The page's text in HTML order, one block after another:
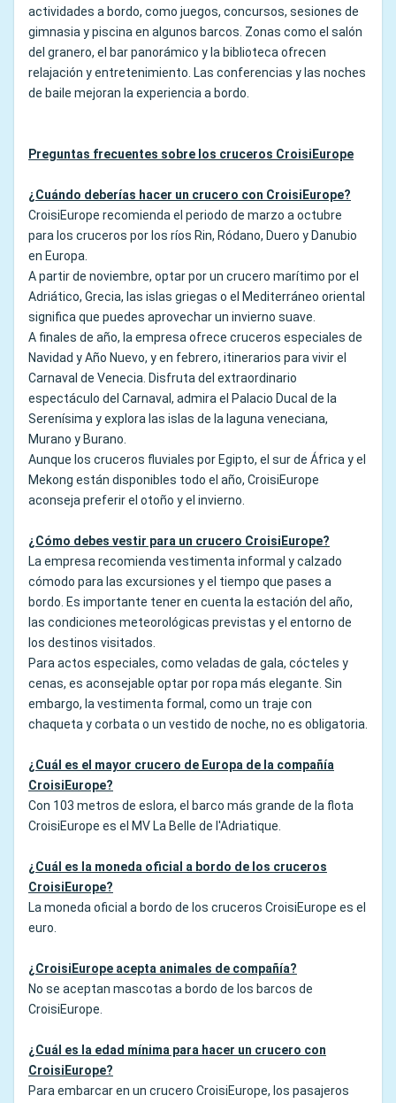
actividades a bordo, como juegos, concursos, sesiones de
gimnasia y piscina en algunos barcos. Zonas como el salón
del granero, el bar panorámico y la biblioteca ofrecen
relajación y entretenimiento. Las conferencias y las noches
de baile mejoran la experiencia a bordo.
Preguntas frecuentes sobre los cruceros CroisiEurope
¿Cuándo deberías hacer un crucero con CroisiEurope?
CroisiEurope recomienda el periodo de marzo a octubre
para los cruceros por los ríos Rin, Ródano, Duero y Danubio
en Europa.
A partir de noviembre, optar por un crucero marítimo por el
Adriático, Grecia, las islas griegas o el Mediterráneo oriental
significa que puedes aprovechar un invierno suave.
A finales de año, la empresa ofrece cruceros especiales de
Navidad y Año Nuevo, y en febrero, itinerarios para vivir el
Carnaval de Venecia. Disfruta del extraordinario
espectáculo del Carnaval, admira el Palacio Ducal de la
Serenísima y explora las islas de la laguna veneciana,
Murano y Burano.
Aunque los cruceros fluviales por Egipto, el sur de África y el
Mekong están disponibles todo el año, CroisiEurope
aconseja preferir el otoño y el invierno.
¿Cómo debes vestir para un crucero CroisiEurope?
La empresa recomienda vestimenta informal y calzado
cómodo para las excursiones y el tiempo que pases a
bordo. Es importante tener en cuenta la estación del año,
las condiciones meteorológicas previstas y el entorno de
los destinos visitados.
Para actos especiales, como veladas de gala, cócteles y
cenas, es aconsejable optar por ropa más elegante. Sin
embargo, la vestimenta formal, como un traje con
chaqueta y corbata o un vestido de noche, no es obligatoria.
¿Cuál es el mayor crucero de Europa de la compañía
CroisiEurope?
Con 103 metros de eslora, el barco más grande de la flota
CroisiEurope es el MV La Belle de l'Adriatique.
¿Cuál es la moneda oficial a bordo de los cruceros
CroisiEurope?
La moneda oficial a bordo de los cruceros CroisiEurope es el
euro.
¿CroisiEurope acepta animales de compañía?
No se aceptan mascotas a bordo de los barcos de
CroisiEurope.
¿Cuál es la edad mínima para hacer un crucero con
CroisiEurope?
Para embarcar en un crucero CroisiEurope, los pasajeros